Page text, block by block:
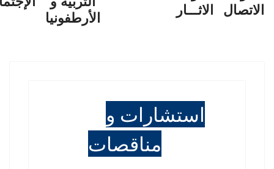
الاتصال
الاثـــار
الأرطفونيا
استشارات و
مناقصات